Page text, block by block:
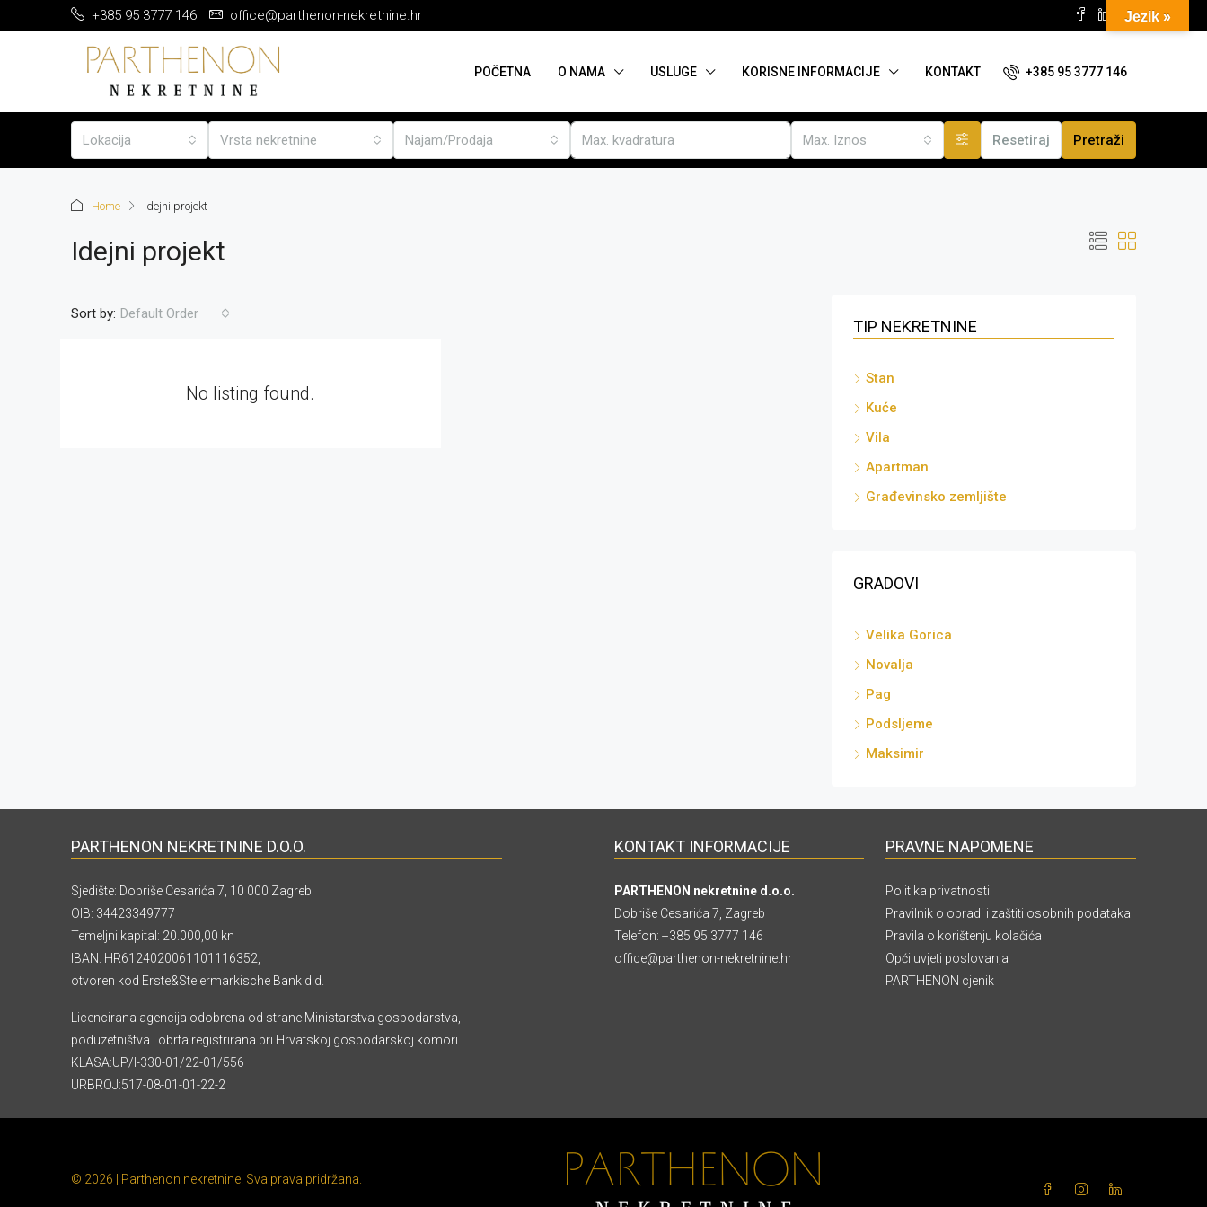
+385 95 3777 146 office@parthenon-nekretnine.hr
POČETNA O NAMA USLUGE KORISNE INFORMACIJE KONTAKT +385 95 3777 146
Lokacija Vrsta nekretnine Najam/Prodaja Max. Iznos Resetiraj Pretraži
Home Idejni projekt
Idejni projekt
Sort by: Default Order
No listing found.
TIP NEKRETNINE
Stan
Kuće
Vila
Apartman
Građevinsko zemljište
GRADOVI
Velika Gorica
Novalja
Pag
Podsljeme
Maksimir
PARTHENON NEKRETNINE D.O.O.
Sjedište: Dobriše Cesarića 7, 10 000 Zagreb
OIB: 34423349777
Temeljni kapital: 20.000,00 kn
IBAN: HR6124020061101116352,
otvoren kod Erste&Steiermarkische Bank d.d.
Licencirana agencija odobrena od strane Ministarstva gospodarstva,
poduzetništva i obrta registrirana pri Hrvatskoj gospodarskoj komori
KLASA:UP/I-330-01/22-01/556
URBROJ:517-08-01-01-22-2
KONTAKT INFORMACIJE
PARTHENON nekretnine d.o.o.
Dobriše Cesarića 7, Zagreb
Telefon: +385 95 3777 146
office@parthenon-nekretnine.hr
PRAVNE NAPOMENE
Politika privatnosti
Pravilnik o obradi i zaštiti osobnih podataka
Pravila o korištenju kolačića
Opći uvjeti poslovanja
PARTHENON cjenik
© 2026 | Parthenon nekretnine. Sva prava pridržana.
Jezik »